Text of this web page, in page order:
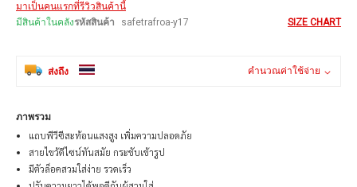
images
มาเป็นคนแรกที่รีวิวสินค้านี้
มีสินค้าในคลังรหัสสินค้า safetrafroa-y17 SIZE CHART
ส่งถึง คำนวณค่าใช้จ่าย
ภาพรวม
แถบพีวีซีสะท้อนแสงสูง เพิ่มความปลอดภัย
สายไขว้ดีไซน์ทันสมัย กระชับเข้ารูป
มีตัวล็อคสวมใส่ง่าย รวดเร็ว